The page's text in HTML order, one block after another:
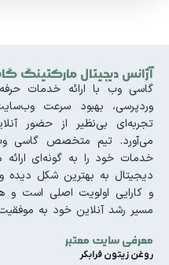
آژانس دیجیتال مارکتینگ
گاسی وب با ارائه خدمات
وردپرسی، بهبود سرعت
تجربه‌ای بی‌نظیر از حضور
می‌آورد. تیم متخصص گاسی وب
خدمات خود را به گونه‌ای
دیجیتال به بهترین شکل
و کارایی اولویت اصلی است و
مسیر رشد آنلاین خود به
معرفی سایت معتبر
روغن زیتون فرابکر